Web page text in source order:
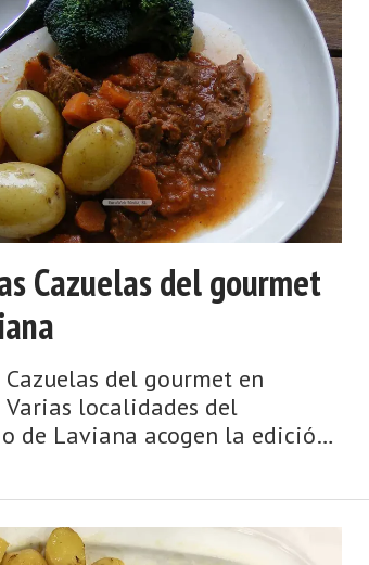
Cazuelas del gourmet
Cazuelas del gourmet en
Varias localidades del
de Laviana acogen la edición
en las que participan
ofreciendo su
de cazuela g ...